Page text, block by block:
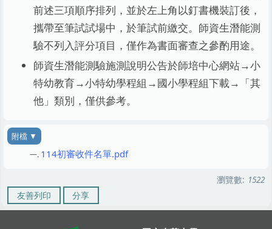
前述三項順序排列，並於左上角以釘書機裝訂後，
攜帶至筆試試場中，於筆試前繳交。師資生潛能測
驗不列入評分項目，僅作為書面審查之參酌用途。
師資生潛能測驗施測說明公告於師培中心網站→小
特幼教育 →小特幼學程組 → 國小學程組下載→
「其
他」類別，僅供參考。
114初審收件名單.pdf
瀏覽數: 1522
友善列印
分享